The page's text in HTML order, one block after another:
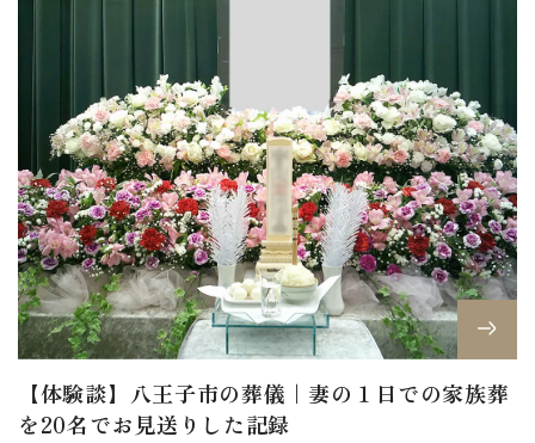
【体験談】八王子市の葬儀｜妻の１日での家族葬
を20名でお見送りした記録